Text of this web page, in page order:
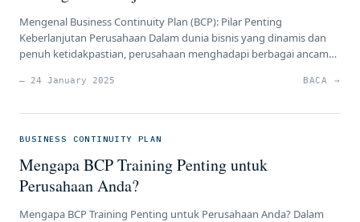
Mengenal Business Continuity Plan (BCP): Pilar Penting
Keberlanjutan Perusahaan Dalam dunia bisnis yang dinamis dan
penuh ketidakpastian, perusahaan menghadapi berbagai ancaman
dari bencana alam, kebakaran, pandemi, hingga serangan siber,
tiba. Namun, dengan adanya Business Continuity Plan (BCP),
perusahaan dapat memitigasi risiko tersebut, […]
— 24 January 2025 BACA →
BUSINESS CONTINUITY PLAN
Mengapa BCP Training Penting untuk
Perusahaan Anda?
Mengapa BCP Training Penting untuk Perusahaan Anda? Dalam